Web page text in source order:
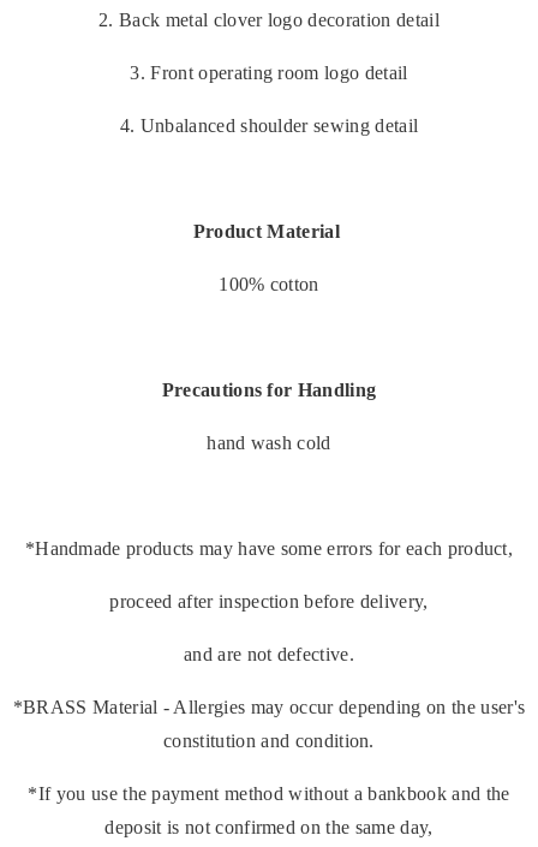
2. Back metal clover logo decoration detail
3. Front operating room logo detail
4. Unbalanced shoulder sewing detail
Product Material
100% cotton
Precautions for Handling
hand wash cold
*Handmade products may have some errors for each product,
proceed after inspection before delivery,
and are not defective.
*BRASS Material - Allergies may occur depending on the user's
constitution and condition.
*If you use the payment method without a bankbook and the
deposit is not confirmed on the same day,